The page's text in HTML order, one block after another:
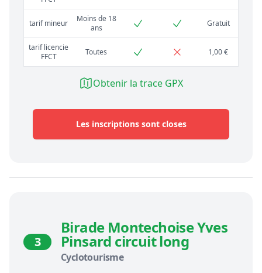
tarif mineur
Moins de 18
ans
Gratuit
tarif licencie
FFCT
Toutes 1,00 €
Obtenir la trace GPX
Les inscriptions sont closes
3
Birade Montechoise Yves
Pinsard circuit long
Cyclotourisme